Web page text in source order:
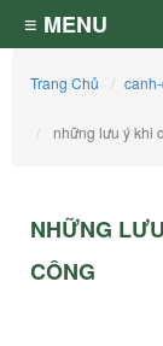
≡ MENU
Trang Chủ
những lưu ý khi
NHỮNG
CÔNG